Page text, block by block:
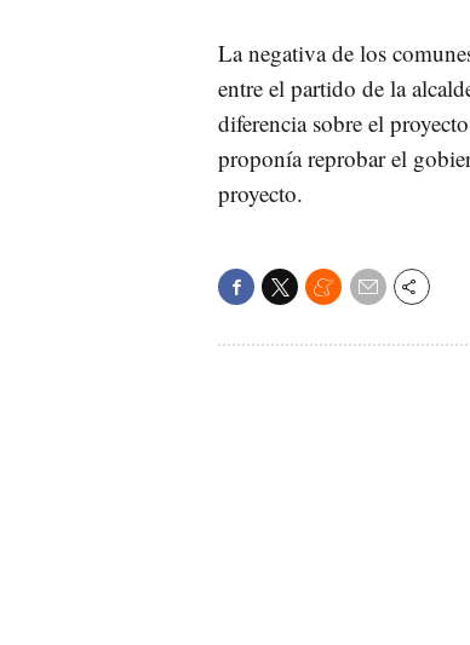
La negativa de los
entre el partido de la
diferencia sobre el
proponía reprobar el
proyecto.